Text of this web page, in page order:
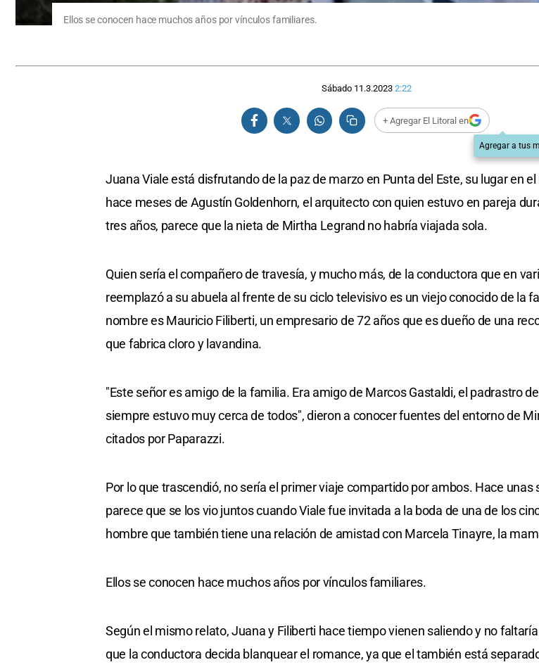
Ellos se conocen hace muchos años por vínculos familiares.
Sábado 11.3.2023 2:22
+ Agregar El Litoral en
Agregar a tus
Juana Viale está disfrutando de la paz de marzo en Punta del Este, su lugar en
hace meses de Agustín Goldenhorn, el arquitecto con quien estuvo en pareja
tres años, parece que la nieta de Mirtha Legrand no habría viajada sola.
Quien sería el compañero de travesía, y mucho más, de la conductora que en
reemplazó a su abuela al frente de su ciclo televisivo es un viejo conocido de la
nombre es Mauricio Filiberti, un empresario de 72 años que es dueño de una
que fabrica cloro y lavandina.
"Este señor es amigo de la familia. Era amigo de Marcos Gastaldi, el padrastro
siempre estuvo muy cerca de todos", dieron a conocer fuentes del entorno de
citados por Paparazzi.
Por lo que trascendió, no sería el primer viaje compartido por ambos. Hace unas
parece que se los vio juntos cuando Viale fue invitada a la boda de una de los
hombre que también tiene una relación de amistad con Marcela Tinayre, la
Ellos se conocen hace muchos años por vínculos familiares.
Según el mismo relato, Juana y Filiberti hace tiempo vienen saliendo y no
que la conductora decida blanquear el romance, ya que el también está